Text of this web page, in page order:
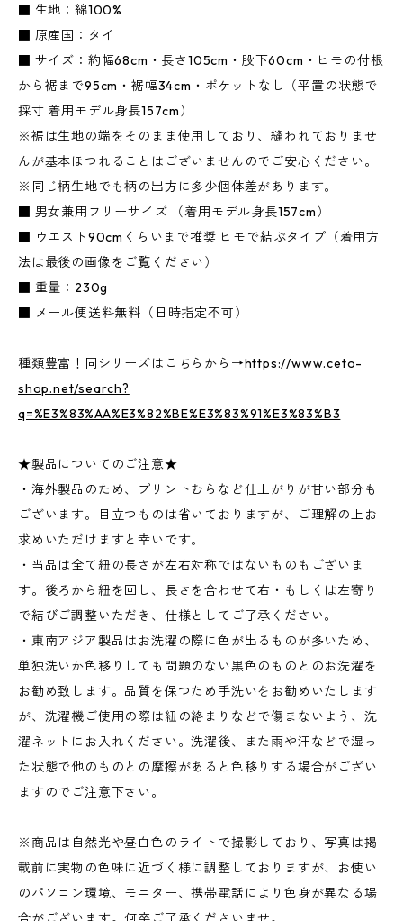
■ 生地：綿100%
■ 原産国：タイ
■ サイズ：約幅68cm・長さ105cm・股下60cm・ヒモの付根
から裾まで95cm・裾幅34cm・ポケットなし（平置の状態で
採寸 着用モデル身長157cm）
※裾は生地の端をそのまま使用しており、縫われておりませ
んが基本ほつれることはございませんのでご安心ください。
※同じ柄生地でも柄の出方に多少個体差があります。
■ 男女兼用フリーサイズ （着用モデル身長157cm）
■ ウエスト90cmくらいまで推奨 ヒモで結ぶタイプ（着用方
法は最後の画像をご覧ください）
■ 重量：230g
■ メール便送料無料（日時指定不可）
種類豊富！同シリーズはこちらから→https://www.ceto-
shop.net/search?
q=%E3%83%AA%E3%82%BE%E3%83%91%E3%83%B3
★製品についてのご注意★
・海外製品のため、プリントむらなど仕上がりが甘い部分も
ございます。目立つものは省いておりますが、ご理解の上お
求めいただけますと幸いです。
・当品は全て紐の長さが左右対称ではないものもございま
す。後ろから紐を回し、長さを合わせて右・もしくは左寄り
で結びご調整いただき、仕様としてご了承ください。
・東南アジア製品はお洗濯の際に色が出るものが多いため、
単独洗いか色移りしても問題のない黒色のものとのお洗濯を
お勧め致します。品質を保つため手洗いをお勧めいたします
が、洗濯機ご使用の際は紐の絡まりなどで傷まないよう、洗
濯ネットにお入れください。洗濯後、また雨や汗などで湿っ
た状態で他のものとの摩擦があると色移りする場合がござい
ますのでご注意下さい。
※商品は自然光や昼白色のライトで撮影しており、写真は掲
載前に実物の色味に近づく様に調整しておりますが、お使い
のパソコン環境、モニター、携帯電話により色身が異なる場